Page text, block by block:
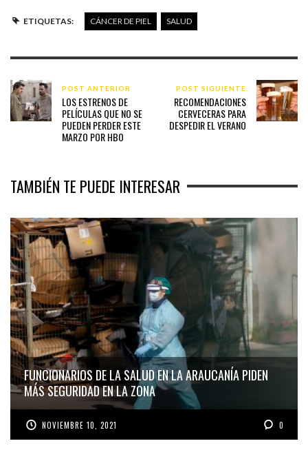
ETIQUETAS: CÁNCER DE PIEL SALUD
POST ANTERIOR
LOS ESTRENOS DE
PELÍCULAS QUE NO SE
PUEDEN PERDER ESTE
MARZO POR HBO
POST SIGUIENTE
RECOMENDACIONES
CERVECERAS PARA
DESPEDIR EL VERANO
TAMBIÉN TE PUEDE INTERESAR
FUNCIONARIOS DE LA SALUD EN LA ARAUCANÍA PIDEN
MÁS SEGURIDAD EN LA ZONA
NOVIEMBRE 10, 2021 0